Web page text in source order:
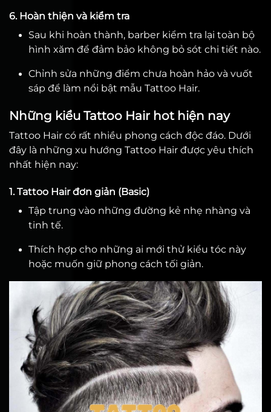
6. Hoàn thiện và kiểm tra
Sau khi hoàn thành, barber kiểm tra lại toàn bộ
hình xăm để đảm bảo không bỏ sót chi tiết nào.
Chỉnh sửa những điểm chưa hoàn hảo và vuốt
sáp để làm nổi bật mẫu Tattoo Hair.
Những kiểu Tattoo Hair hot hiện nay
Tattoo Hair có rất nhiều phong cách độc đáo. Dưới
đây là những xu hướng Tattoo Hair được yêu thích
nhất hiện nay:
1. Tattoo Hair đơn giản (Basic)
Tập trung vào những đường kẻ nhẹ nhàng và
tinh tế.
Thích hợp cho những ai mới thử kiểu tóc này
hoặc muốn giữ phong cách tối giản.